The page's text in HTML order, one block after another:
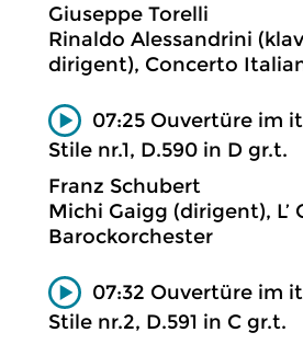
Giuseppe Torelli
Rinaldo Alessandrini
dirigent), Concerto
07:25 Ouvertüre im
Stile nr.1, D.590 in D gr.t.
Franz Schubert
Michi Gaigg (dirigent), L’
Barockorchester
07:32 Ouvertüre im
Stile nr.2, D.591 in C gr.t.